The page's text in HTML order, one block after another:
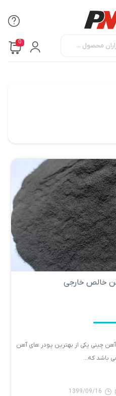
0
خالص خارجی
چینی یکی از بهترین پودر های آهن
باشد که...
1399/09/16